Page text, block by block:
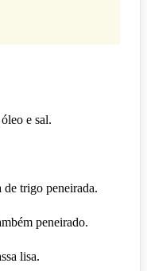
e sal.
trigo peneirada.
peneirado.
lisa.